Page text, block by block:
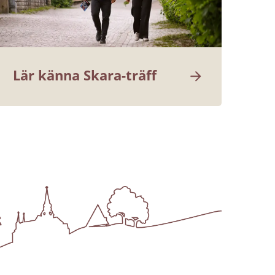
Lär känna Skara-träff